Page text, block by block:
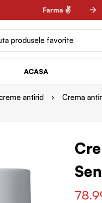
✌ Spring Farma ✌
ACASA
antirid Crema